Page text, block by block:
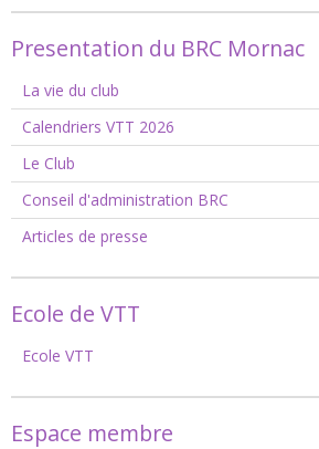
Presentation du BRC Mornac
La vie du club
Calendriers VTT 2026
Le Club
Conseil d'administration BRC
Articles de presse
Ecole de VTT
Ecole VTT
Espace membre